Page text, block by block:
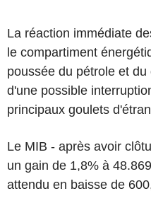
La réaction immédiate
le compartiment
poussée du pétrole et
d'une possible
principaux goulets
Le MIB - après avoir
un gain de 1,8% à
attendu en baisse de